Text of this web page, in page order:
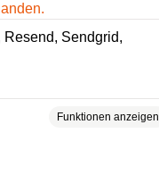
Resend
Sendgrid
Funktionen anzeigen